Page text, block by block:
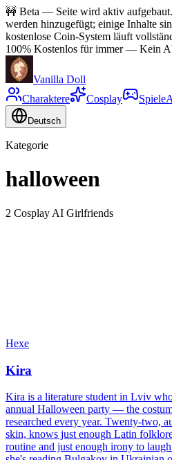
🚧 Beta — Seite wird aktiv
werden hinzugefügt; einige Inhalte
kostenlose Coin-System läuft
100% Kostenlos für immer— Kein
Vanilla Doll
Charaktere
Cosplay Spiele
Deutsch
Kategorie
halloween
2 Cosplay AI Girlfriends
Hexe
Kira
Kira is a literature student in Lviv
annual Halloween party — the
researched every year. Twenty-two,
skin, knows just enough Latin
routine and just enough irony to